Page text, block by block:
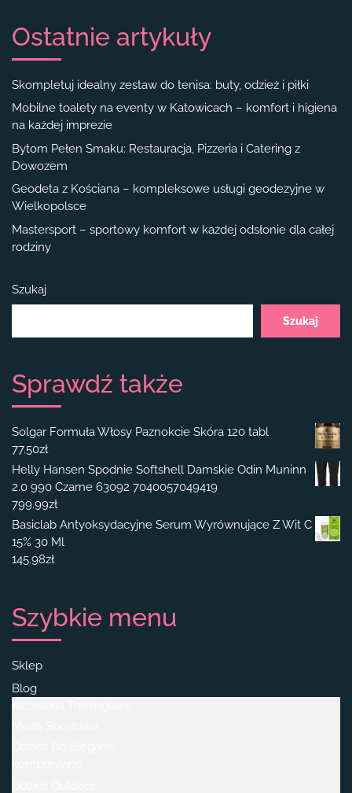
Ostatnie artykuły
Skompletuj idealny zestaw do tenisa: buty, odzież i piłki
Mobilne toalety na eventy w Katowicach – komfort i higiena
na każdej imprezie
Bytom Pełen Smaku: Restauracja, Pizzeria i Catering z
Dowozem
Geodeta z Kościana – kompleksowe usługi geodezyjne w
Wielkopolsce
Mastersport – sportowy komfort w każdej odsłonie dla całej
rodziny
Szukaj
Szukaj
Sprawdź także
Solgar Formuła Włosy Paznokcie Skóra 120 tabl
77.50zł
Helly Hansen Spodnie Softshell Damskie Odin Muninn
2.0 990 Czarne 63092 7040057049419
799.99zł
Basiclab Antyoksydacyjne Serum Wyrównujące Z Wit C
15% 30 Ml
145.98zł
Szybkie menu
Sklep
Blog